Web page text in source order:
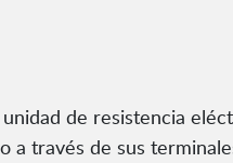
de resistencia
través de sus